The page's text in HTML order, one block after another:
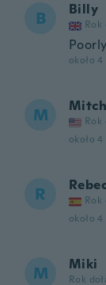
B Billy
Rok
około
M Rok
około
R Rok
około
M Miki
Rok